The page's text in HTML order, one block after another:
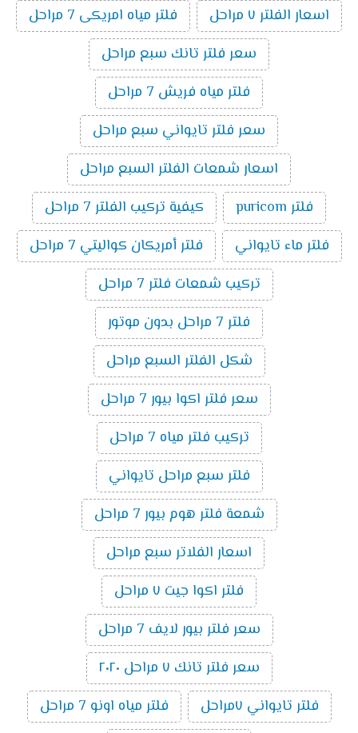
اسعار الفلتر ٧ مراحل
فلتر مياه امريكى 7 مراحل
سعر فلتر تانك سبع مراحل
فلتر مياه فريش 7 مراحل
سعر فلتر تايواني سبع مراحل
اسعار شمعات الفلتر السبع مراحل
فلتر puricom
كيفية تركيب الفلتر 7 مراحل
فلتر ماء تايواني
فلتر أمريكان كواليتي 7 مراحل
تركيب شمعات فلتر 7 مراحل
فلتر 7 مراحل بدون موتور
شكل الفلتر السبع مراحل
سعر فلتر اكوا بيور 7 مراحل
تركيب فلتر مياه 7 مراحل
فلتر سبع مراحل تايواني
شمعة فلتر هوم بيور 7 مراحل
اسعار الفلاتر سبع مراحل
فلتر اكوا جيت ٧ مراحل
سعر فلتر بيور لايف 7 مراحل
سعر فلتر تانك ٧ مراحل ٢٠٢٠
فلتر تايواني ٧مراحل
فلتر مياه اونو 7 مراحل